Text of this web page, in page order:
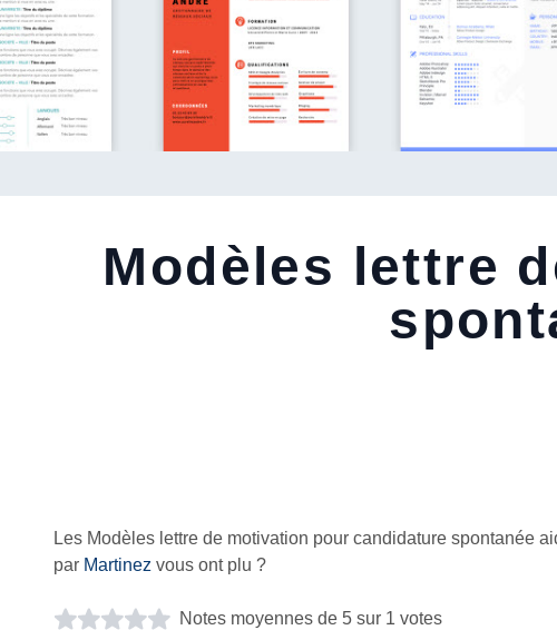
Modèles lettre
Les Modèles lettre de motivation pour candidature spontanée
par Martinez vous ont plu ?
Notes moyennes de 5 sur 1 votes